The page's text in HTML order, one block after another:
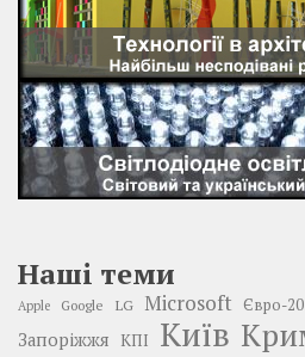
Наші теми
Apple Google LG Microsoft Євро-
Запоріжжя КПІ Київ